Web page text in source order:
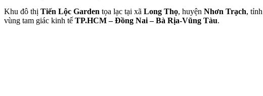
Khu đô thị Tiến Lộc Garden tọa lạc tại xã Long Thọ, huyện Nhơn Trạch, tỉnh
vùng tam giác kinh tế TP.HCM – Đồng Nai – Bà Rịa-Vũng Tàu.